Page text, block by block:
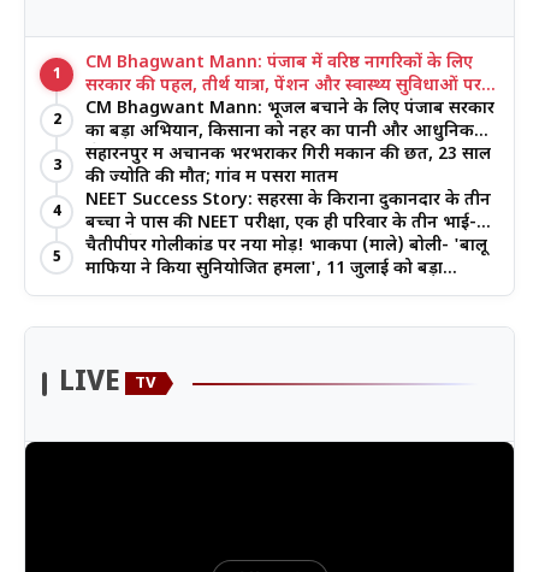
1
CM Bhagwant Mann: पंजाब में वरिष्ठ नागरिकों के लिए
सरकार की पहल, तीर्थ यात्रा, पेंशन और स्वास्थ्य सुविधाओं पर
जोर
2
CM Bhagwant Mann: भूजल बचाने के लिए पंजाब सरकार
का बड़ा अभियान, किसानों को नहर का पानी और आधुनिक
खेती का मिल रहा लाभ
3
सहारनपुर में अचानक भरभराकर गिरी मकान की छत, 23 साल
की ज्योति की मौत; गांव में पसरा मातम
4
NEET Success Story: सहरसा के किराना दुकानदार के तीन
बच्चों ने पास की NEET परीक्षा, एक ही परिवार के तीन भाई-
बहनों ने रचा इतिहास
5
चैतीपीपर गोलीकांड पर नया मोड़! भाकपा (माले) बोली- 'बालू
माफिया ने किया सुनियोजित हमला', 11 जुलाई को बड़ा
आंदोलन
LIVE TV